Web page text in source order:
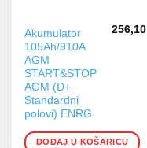
Akumulator
105Ah/910A
AGM
START&STOP
AGM (D+
Standardni
polovi) ENRG
256,10
DODAJ U KOŠARICU